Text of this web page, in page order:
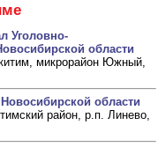
Уголовно-
области
микрорайон Южный,
области
район, р.п. Линево,